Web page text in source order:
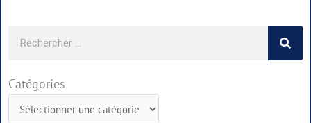
Catégories
Catégories